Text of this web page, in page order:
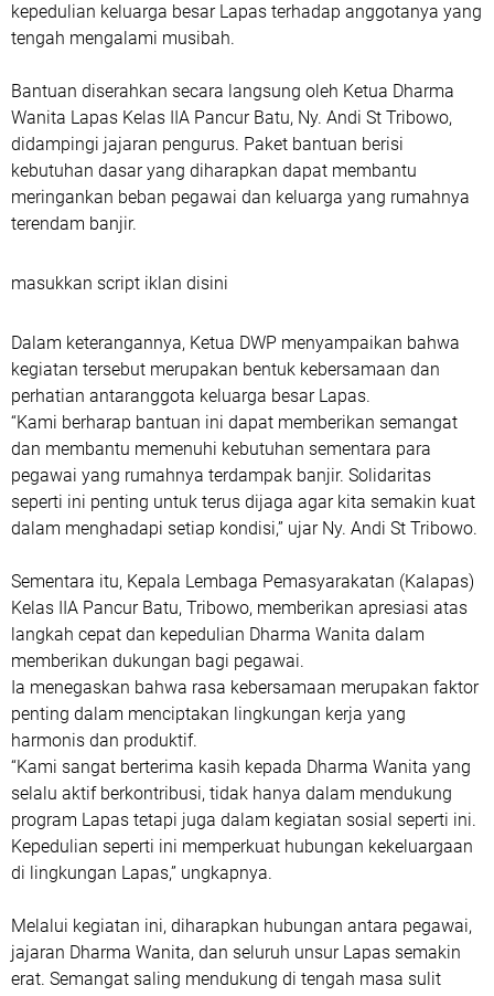
kepedulian keluarga besar Lapas terhadap anggotanya yang
tengah mengalami musibah.
Bantuan diserahkan secara langsung oleh Ketua Dharma
Wanita Lapas Kelas IIA Pancur Batu, Ny. Andi St Tribowo,
didampingi jajaran pengurus. Paket bantuan berisi
kebutuhan dasar yang diharapkan dapat membantu
meringankan beban pegawai dan keluarga yang rumahnya
terendam banjir.
masukkan script iklan disini
Dalam keterangannya, Ketua DWP menyampaikan bahwa
kegiatan tersebut merupakan bentuk kebersamaan dan
perhatian antaranggota keluarga besar Lapas.
“Kami berharap bantuan ini dapat memberikan semangat
dan membantu memenuhi kebutuhan sementara para
pegawai yang rumahnya terdampak banjir. Solidaritas
seperti ini penting untuk terus dijaga agar kita semakin kuat
dalam menghadapi setiap kondisi,” ujar Ny. Andi St Tribowo.
Sementara itu, Kepala Lembaga Pemasyarakatan (Kalapas)
Kelas IIA Pancur Batu, Tribowo, memberikan apresiasi atas
langkah cepat dan kepedulian Dharma Wanita dalam
memberikan dukungan bagi pegawai.
Ia menegaskan bahwa rasa kebersamaan merupakan faktor
penting dalam menciptakan lingkungan kerja yang
harmonis dan produktif.
“Kami sangat berterima kasih kepada Dharma Wanita yang
selalu aktif berkontribusi, tidak hanya dalam mendukung
program Lapas tetapi juga dalam kegiatan sosial seperti ini.
Kepedulian seperti ini memperkuat hubungan kekeluargaan
di lingkungan Lapas,” ungkapnya.
Melalui kegiatan ini, diharapkan hubungan antara pegawai,
jajaran Dharma Wanita, dan seluruh unsur Lapas semakin
erat. Semangat saling mendukung di tengah masa sulit